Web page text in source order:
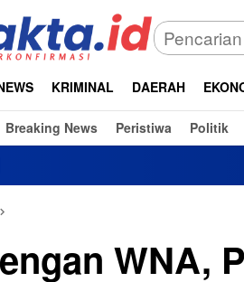
KRIMINAL DAERAH
Breaking News Peristiwa Politik
WNA,